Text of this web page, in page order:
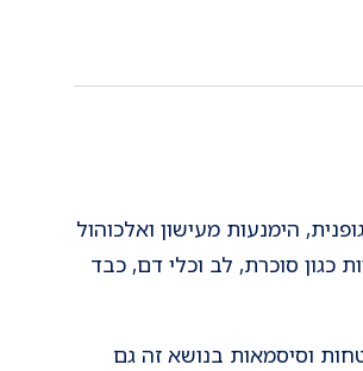
הימנעות מעישון ואלכוהול
כגון סוכרת, לב וכלי דם, כבד
וסיסמאות בנושא זה גם